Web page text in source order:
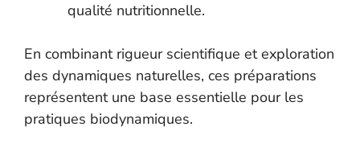
qualité nutritionnelle.
En combinant rigueur scientifique et exploration
des dynamiques naturelles, ces préparations
représentent une base essentielle pour les
pratiques biodynamiques.